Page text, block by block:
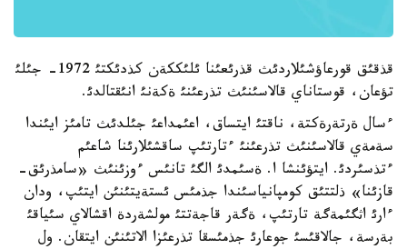
قذقئق قورعاؤشئلاردئث قذرئعئنا ئلئككةن كذدئكتئ 1972- جئلئ
تؤعان، قوستاناي قالاسئنئث تذرعئنئ ةكةنئ انئقتالدئ.
ءسال ةرتةرةكتة، ناقتئ ايتساق، اعئمداعئ جئلدئث تامئز ايئندا
سةمةي قالاسئنئث تذرعئنئ ءتارتئپ ساقشئلارئنا شاعئم
ءتذسئردئ. ايتؤئنشا ا. ةسئمدئ الگئ تانئس ءوزئنئث «سامذرئق-
قازئنا» ذلتتئق كومپانياسئندا جذمئس ئستةيتئنئن ايتئپ، ودان
ءارئ اثگئمةگة تارتئپ، ةگةر قاجةتتئ مولشةردة اقشالاي سئياقئ
بةرسة، جالاقئسئ جوعارئ جذمئسقا تذرعئزا الاتئنئن ايتقان. ول